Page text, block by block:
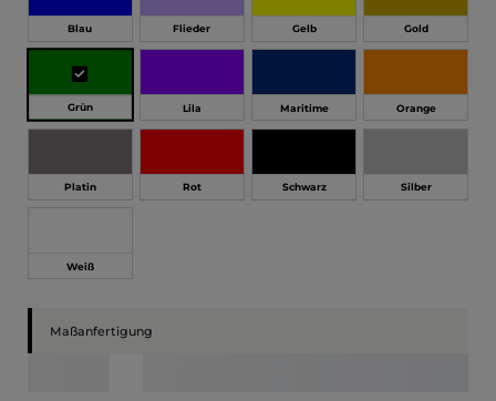
Blau Flieder Gelb Gold
Grün Lila Maritime Orange
Platin Rot Schwarz Silber
Weiß
Maßanfertigung